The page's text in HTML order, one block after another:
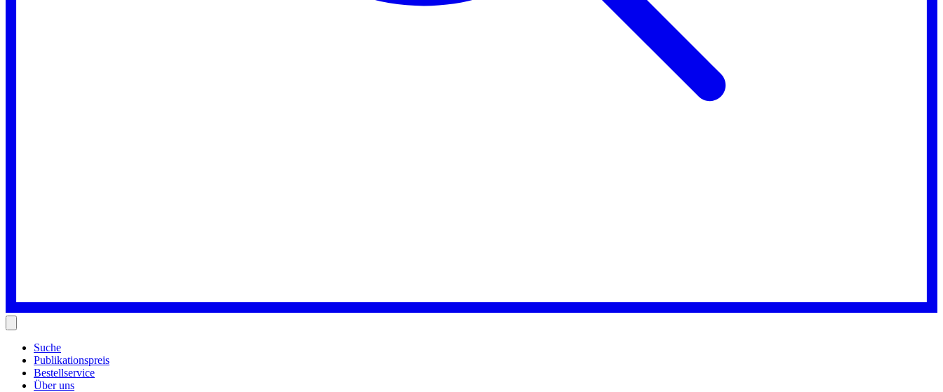
Suche
Publikationspreis
Bestellservice
Über uns